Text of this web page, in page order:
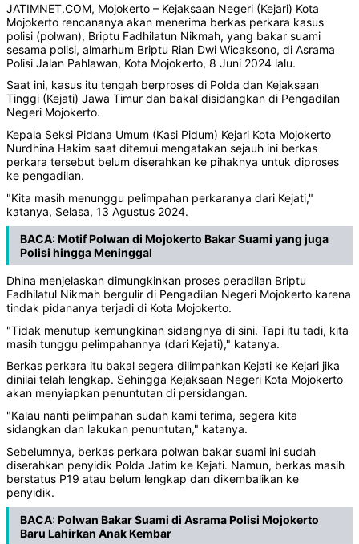
JATIMNET.COM, Mojokerto – Kejaksaan Negeri (Kejari) Kota
Mojokerto rencananya akan menerima berkas perkara kasus
polisi (polwan), Briptu Fadhilatun Nikmah, yang bakar suami
sesama polisi, almarhum Briptu Rian Dwi Wicaksono, di Asrama
Polisi Jalan Pahlawan, Kota Mojokerto, 8 Juni 2024 lalu.
Saat ini, kasus itu tengah berproses di Polda dan Kejaksaan
Tinggi (Kejati) Jawa Timur dan bakal disidangkan di Pengadilan
Negeri Mojokerto.
Kepala Seksi Pidana Umum (Kasi Pidum) Kejari Kota Mojokerto
Nurdhina Hakim saat ditemui mengatakan sejauh ini berkas
perkara tersebut belum diserahkan ke pihaknya untuk diproses
ke pengadilan.
"Kita masih menunggu pelimpahan perkaranya dari Kejati,"
katanya, Selasa, 13 Agustus 2024.
BACA:Motif Polwan di Mojokerto Bakar Suami yang juga
Polisi hingga Meninggal
Dhina menjelaskan dimungkinkan proses peradilan Briptu
Fadhilatul Nikmah bergulir di Pengadilan Negeri Mojokerto karena
tindak pidananya terjadi di Kota Mojokerto.
"Tidak menutup kemungkinan sidangnya di sini. Tapi itu tadi, kita
masih tunggu pelimpahannya (dari Kejati)," katanya.
Berkas perkara itu bakal segera dilimpahkan Kejati ke Kejari jika
dinilai telah lengkap. Sehingga Kejaksaan Negeri Kota Mojokerto
akan menyiapkan penuntutan di persidangan.
"Kalau nanti pelimpahan sudah kami terima, segera kita
sidangkan dan lakukan penuntutan," katanya.
Sebelumnya, berkas perkara polwan bakar suami ini sudah
diserahkan penyidik Polda Jatim ke Kejati. Namun, berkas masih
berstatus P19 atau belum lengkap dan dikembalikan ke
penyidik.
BACA:Polwan Bakar Suami di Asrama Polisi Mojokerto
Baru Lahirkan Anak Kembar